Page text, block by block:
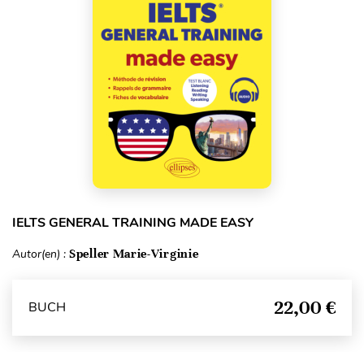
IELTS GENERAL TRAINING MADE EASY
Autor(en) : Speller Marie-Virginie
BUCH 22,00 €